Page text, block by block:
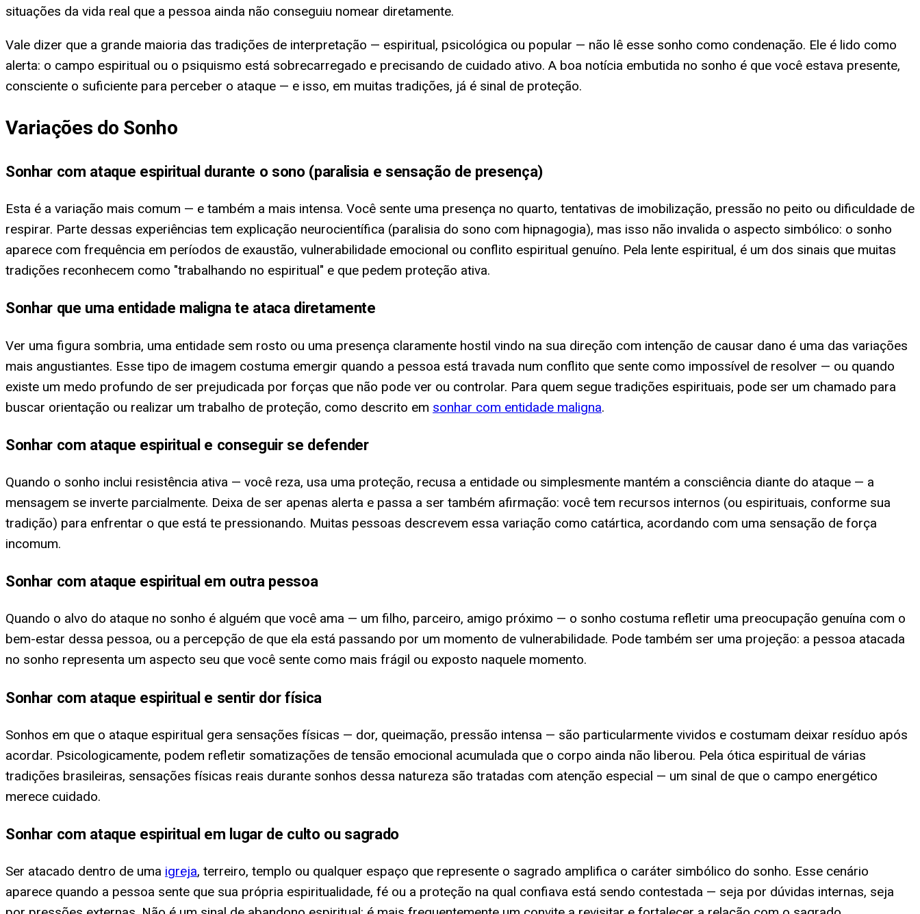
situações da vida real que a pessoa ainda não conseguiu nomear diretamente.
Vale dizer que a grande maioria das tradições de interpretação — espiritual, psicológica ou popular — não lê esse sonho como condenação. Ele é lido como
alerta: o campo espiritual ou o psiquismo está sobrecarregado e precisando de cuidado ativo. A boa notícia embutida no sonho é que você estava presente,
consciente o suficiente para perceber o ataque — e isso, em muitas tradições, já é sinal de proteção.
Variações do Sonho
Sonhar com ataque espiritual durante o sono (paralisia e sensação de presença)
Esta é a variação mais comum — e também a mais intensa. Você sente uma presença no quarto, tentativas de imobilização, pressão no peito ou dificuldade de
respirar. Parte dessas experiências tem explicação neurocientífica (paralisia do sono com hipnagogia), mas isso não invalida o aspecto simbólico: o sonho
aparece com frequência em períodos de exaustão, vulnerabilidade emocional ou conflito espiritual genuíno. Pela lente espiritual, é um dos sinais que muitas
tradições reconhecem como "trabalhando no espiritual" e que pedem proteção ativa.
Sonhar que uma entidade maligna te ataca diretamente
Ver uma figura sombria, uma entidade sem rosto ou uma presença claramente hostil vindo na sua direção com intenção de causar dano é uma das variações
mais angustiantes. Esse tipo de imagem costuma emergir quando a pessoa está travada num conflito que sente como impossível de resolver — ou quando
existe um medo profundo de ser prejudicada por forças que não pode ver ou controlar. Para quem segue tradições espirituais, pode ser um chamado para
buscar orientação ou realizar um trabalho de proteção, como descrito em sonhar com entidade maligna.
Sonhar com ataque espiritual e conseguir se defender
Quando o sonho inclui resistência ativa — você reza, usa uma proteção, recusa a entidade ou simplesmente mantém a consciência diante do ataque — a
mensagem se inverte parcialmente. Deixa de ser apenas alerta e passa a ser também afirmação: você tem recursos internos (ou espirituais, conforme sua
tradição) para enfrentar o que está te pressionando. Muitas pessoas descrevem essa variação como catártica, acordando com uma sensação de força
incomum.
Sonhar com ataque espiritual em outra pessoa
Quando o alvo do ataque no sonho é alguém que você ama — um filho, parceiro, amigo próximo — o sonho costuma refletir uma preocupação genuína com o
bem-estar dessa pessoa, ou a percepção de que ela está passando por um momento de vulnerabilidade. Pode também ser uma projeção: a pessoa atacada
no sonho representa um aspecto seu que você sente como mais frágil ou exposto naquele momento.
Sonhar com ataque espiritual e sentir dor física
Sonhos em que o ataque espiritual gera sensações físicas — dor, queimação, pressão intensa — são particularmente vividos e costumam deixar resíduo após
acordar. Psicologicamente, podem refletir somatizações de tensão emocional acumulada que o corpo ainda não liberou. Pela ótica espiritual de várias
tradições brasileiras, sensações físicas reais durante sonhos dessa natureza são tratadas com atenção especial — um sinal de que o campo energético
merece cuidado.
Sonhar com ataque espiritual em lugar de culto ou sagrado
Ser atacado dentro de uma igreja, terreiro, templo ou qualquer espaço que represente o sagrado amplifica o caráter simbólico do sonho. Esse cenário
aparece quando a pessoa sente que sua própria espiritualidade, fé ou a proteção na qual confiava está sendo contestada — seja por dúvidas internas, seja